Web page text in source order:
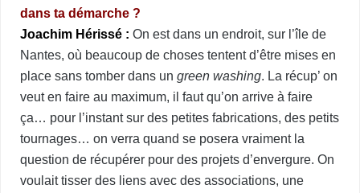
dans ta démarche ?
Joachim Hérissé : On est dans un endroit, sur l’île de
Nantes, où beaucoup de choses tentent d’être mises en
place sans tomber dans un green washing. La récup’ on
veut en faire au maximum, il faut qu’on arrive à faire
ça… pour l’instant sur des petites fabrications, des petits
tournages… on verra quand se posera vraiment la
question de récupérer pour des projets d’envergure. On
voulait tisser des liens avec des associations, une